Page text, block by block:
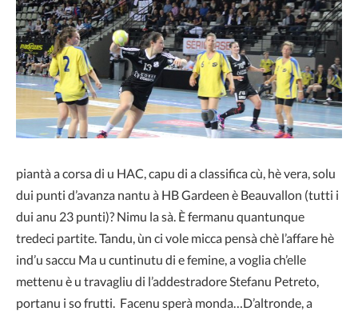
piantà a corsa di u HAC, capu di a classifica cù, hè vera, solu
dui punti d’avanza nantu à HB Gardeen è Beauvallon (tutti i
dui anu 23 punti)? Nimu la sà. È fermanu quantunque
tredeci partite. Tandu, ùn ci vole micca pensà chè l’affare hè
ind’u saccu Ma u cuntinutu di e femine, a voglia ch’elle
mettenu è u travagliu di l’addestradore Stefanu Petreto,
portanu i so frutti. Facenu sperà monda…D’altronde, a